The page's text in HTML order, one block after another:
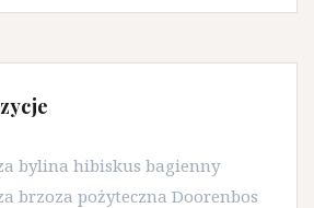
bylina hibiskus bagienny
brzoza pożyteczna Doorenbos